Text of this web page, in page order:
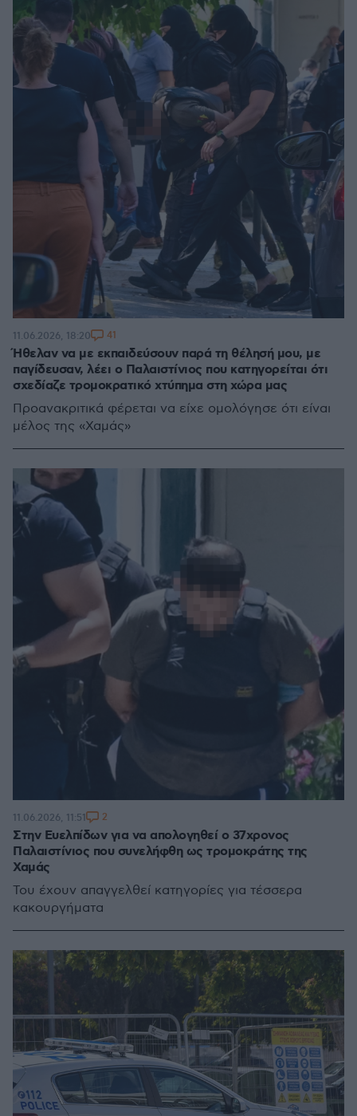
Ήθελαν να με εκπαιδεύσουν παρά τη θέλησή μου, με
παγίδευσαν, λέει ο Παλαιστίνιος που κατηγορείται ότι
σχεδίαζε τρομοκρατικό χτύπημα στη χώρα μας
Προανακριτικά φέρεται να είχε ομολόγησε ότι είναι
μέλος της «Χαμάς»
11.06.2026, 18:20 41
Στην Ευελπίδων για να απολογηθεί ο 37χρονος
Παλαιστίνιος που συνελήφθη ως τρομοκράτης της
Χαμάς
Του έχουν απαγγελθεί κατηγορίες για τέσσερα
κακουργήματα
11.06.2026, 11:51 2